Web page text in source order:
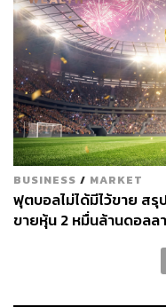
BUSINESS / MARKET
ฟุตบอลไม่ได้มีไว้ขาย สรุ
ขายหุ้น 2 หมื่นล้านดอลล